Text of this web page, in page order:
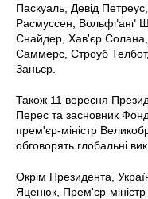
Паскуаль, Девід
Расмуссен, Вольфґанґ
Снайдер, Хав'єр Солана,
Саммерс, Строуб
Заньєр.
Також 11 вересня
Перес та засновник
прем'єр-міністр
обговорять глобальні
Окрім Президента,
Яценюк, Прем'єр-